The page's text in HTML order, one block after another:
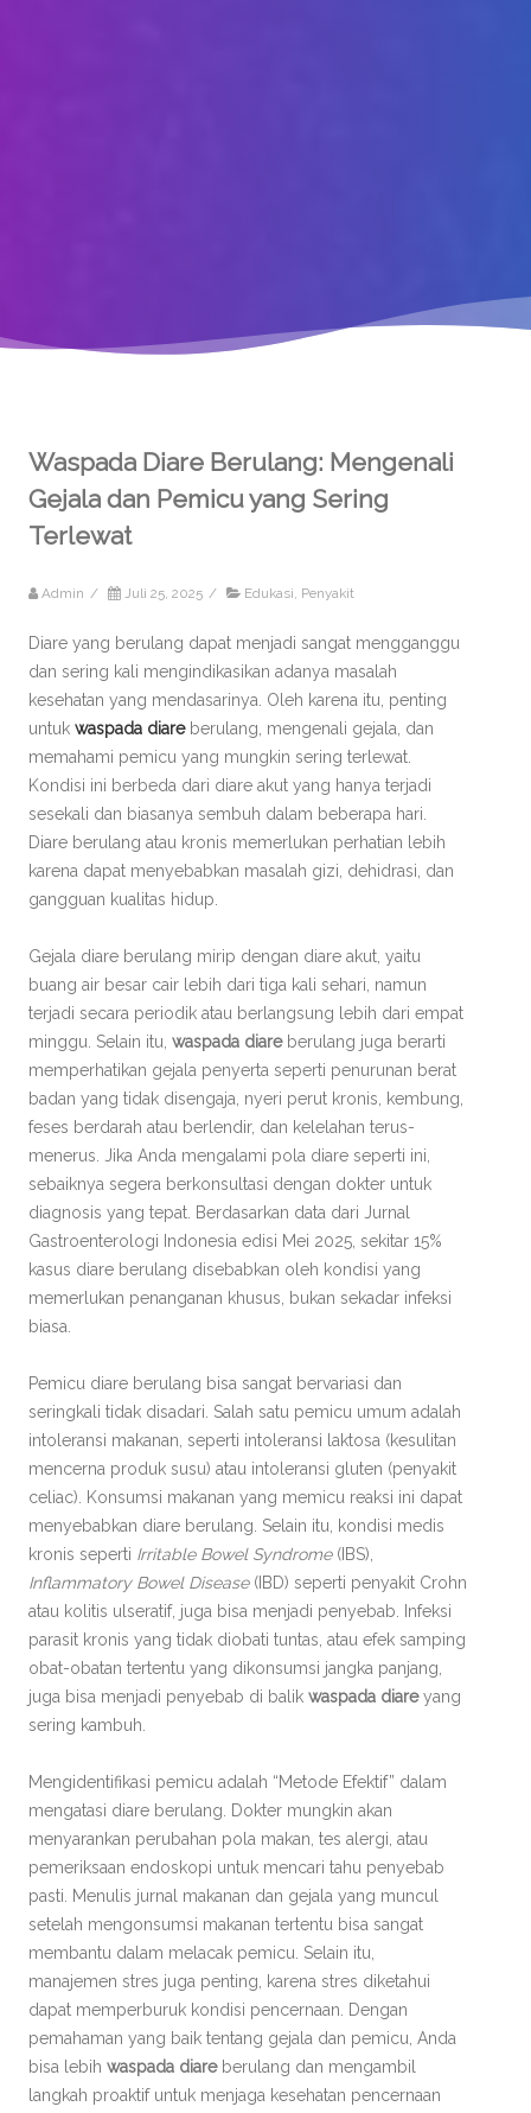
Waspada Diare Berulang: Mengenali
Gejala dan Pemicu yang Sering
Terlewat
Admin / Juli 25, 2025 / Edukasi, Penyakit
Diare yang berulang dapat menjadi sangat mengganggu
dan sering kali mengindikasikan adanya masalah
kesehatan yang mendasarinya. Oleh karena itu, penting
untuk waspada diareberulang, mengenali gejala, dan
memahami pemicu yang mungkin sering terlewat.
Kondisi ini berbeda dari diare akut yang hanya terjadi
sesekali dan biasanya sembuh dalam beberapa hari.
Diare berulang atau kronis memerlukan perhatian lebih
karena dapat menyebabkan masalah gizi, dehidrasi, dan
gangguan kualitas hidup.
Gejala diare berulang mirip dengan diare akut, yaitu
buang air besar cair lebih dari tiga kali sehari, namun
terjadi secara periodik atau berlangsung lebih dari empat
minggu. Selain itu, waspada diareberulang juga berarti
memperhatikan gejala penyerta seperti penurunan berat
badan yang tidak disengaja, nyeri perut kronis, kembung,
feses berdarah atau berlendir, dan kelelahan terus-
menerus. Jika Anda mengalami pola diare seperti ini,
sebaiknya segera berkonsultasi dengan dokter untuk
diagnosis yang tepat. Berdasarkan data dari Jurnal
Gastroenterologi Indonesia edisi Mei 2025, sekitar 15%
kasus diare berulang disebabkan oleh kondisi yang
memerlukan penanganan khusus, bukan sekadar infeksi
biasa.
Pemicu diare berulang bisa sangat bervariasi dan
seringkali tidak disadari. Salah satu pemicu umum adalah
intoleransi makanan, seperti intoleransi laktosa (kesulitan
mencerna produk susu) atau intoleransi gluten (penyakit
celiac). Konsumsi makanan yang memicu reaksi ini dapat
menyebabkan diare berulang. Selain itu, kondisi medis
kronis seperti Irritable Bowel Syndrome(IBS),
Inflammatory Bowel Disease(IBD) seperti penyakit Crohn
atau kolitis ulseratif, juga bisa menjadi penyebab. Infeksi
parasit kronis yang tidak diobati tuntas, atau efek samping
obat-obatan tertentu yang dikonsumsi jangka panjang,
juga bisa menjadi penyebab di balik waspada diareyang
sering kambuh.
Mengidentifikasi pemicu adalah “Metode Efektif” dalam
mengatasi diare berulang. Dokter mungkin akan
menyarankan perubahan pola makan, tes alergi, atau
pemeriksaan endoskopi untuk mencari tahu penyebab
pasti. Menulis jurnal makanan dan gejala yang muncul
setelah mengonsumsi makanan tertentu bisa sangat
membantu dalam melacak pemicu. Selain itu,
manajemen stres juga penting, karena stres diketahui
dapat memperburuk kondisi pencernaan. Dengan
pemahaman yang baik tentang gejala dan pemicu, Anda
bisa lebih waspada diareberulang dan mengambil
langkah proaktif untuk menjaga kesehatan pencernaan